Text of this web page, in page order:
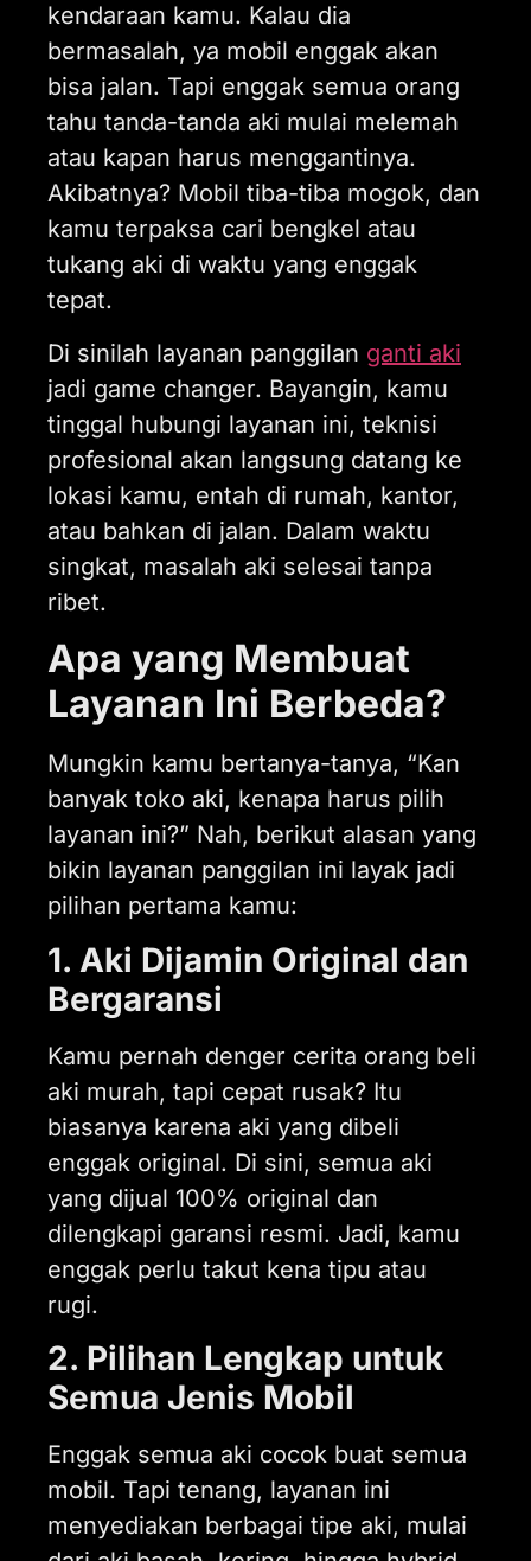
kendaraan kamu. Kalau dia
bermasalah, ya mobil enggak akan
bisa jalan. Tapi enggak semua orang
tahu tanda-tanda aki mulai melemah
atau kapan harus menggantinya.
Akibatnya? Mobil tiba-tiba mogok, dan
kamu terpaksa cari bengkel atau
tukang aki di waktu yang enggak
tepat.
Di sinilah layanan panggilan ganti aki
jadi game changer. Bayangin, kamu
tinggal hubungi layanan ini, teknisi
profesional akan langsung datang ke
lokasi kamu, entah di rumah, kantor,
atau bahkan di jalan. Dalam waktu
singkat, masalah aki selesai tanpa
ribet.
Apa yang Membuat
Layanan Ini Berbeda?
Mungkin kamu bertanya-tanya, “Kan
banyak toko aki, kenapa harus pilih
layanan ini?” Nah, berikut alasan yang
bikin layanan panggilan ini layak jadi
pilihan pertama kamu:
1. Aki Dijamin Original dan
Bergaransi
Kamu pernah denger cerita orang beli
aki murah, tapi cepat rusak? Itu
biasanya karena aki yang dibeli
enggak original. Di sini, semua aki
yang dijual 100% original dan
dilengkapi garansi resmi. Jadi, kamu
enggak perlu takut kena tipu atau
rugi.
2. Pilihan Lengkap untuk
Semua Jenis Mobil
Enggak semua aki cocok buat semua
mobil. Tapi tenang, layanan ini
menyediakan berbagai tipe aki, mulai